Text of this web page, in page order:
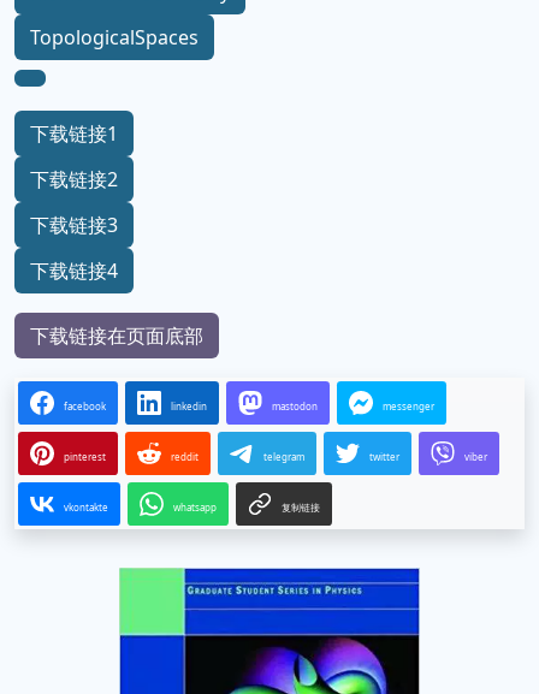
TopologicalSpaces
下载链接1
下载链接2
下载链接3
下载链接4
下载链接在页面底部
facebook linkedin mastodon messenger
pinterest reddit telegram twitter viber
vkontakte whatsapp 复制链接